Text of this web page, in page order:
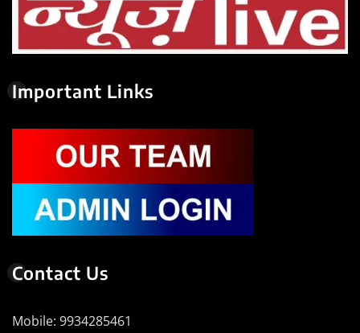
Important Links
Contact Us
Mobile: 9934285461